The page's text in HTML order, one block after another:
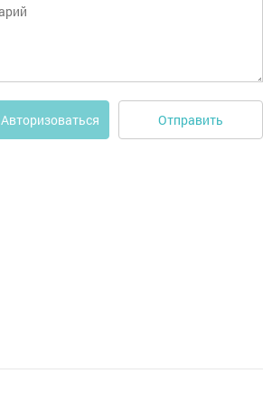
Авторизоваться Отправить